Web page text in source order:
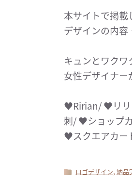
本サイトで掲載
デザインの内容
キュンとワク
女性デザイナ
♥︎Ririan/ ♥︎リリ
刺/ ♥︎ショップ
♥︎スクエアカ
ロゴデザイン, 納品